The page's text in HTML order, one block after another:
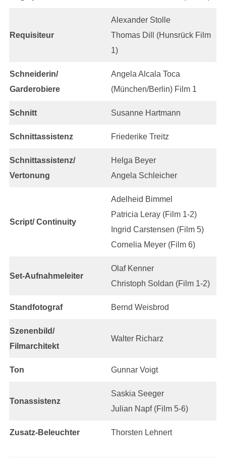
Requisiteur
Alexander Stolle
Thomas Dill (Hunsrück Film
1)
Schneiderin/
Garderobiere
Angela Alcala Toca
(München/Berlin) Film 1
Schnitt Susanne Hartmann
Schnittassistenz Friederike Treitz
Schnittassistenz/
Vertonung
Helga Beyer
Angela Schleicher
Script/ Continuity
Adelheid Bimmel
Patricia Leray (Film 1-2)
Ingrid Carstensen (Film 5)
Cornelia Meyer (Film 6)
Set-Aufnahmeleiter
Olaf Kenner
Christoph Soldan (Film 1-2)
Standfotograf Bernd Weisbrod
Szenenbild/
Filmarchitekt
Walter Richarz
Ton Gunnar Voigt
Tonassistenz
Saskia Seeger
Julian Napf (Film 5-6)
Zusatz-Beleuchter Thorsten Lehnert